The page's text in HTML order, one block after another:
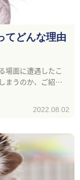
てどんな理由
場面に遭遇したこ
まうのか、ご紹介
2022.08.02